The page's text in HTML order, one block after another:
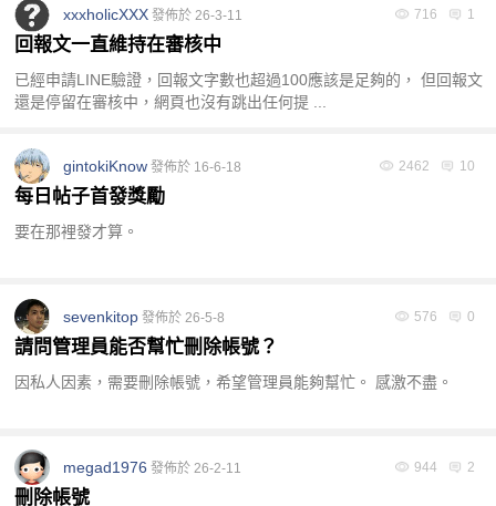
716 1
xxxholicXXX 發佈於 26-3-11
回報文一直維持在審核中
已經申請LINE驗證，回報文字數也超過100應該是足夠的， 但回報文
還是停留在審核中，網頁也沒有跳出任何提 ...
2462 10
gintokiKnow 發佈於 16-6-18
每日帖子首發獎勵
要在那裡發才算。
576 0
sevenkitop 發佈於 26-5-8
請問管理員能否幫忙刪除帳號？
因私人因素，需要刪除帳號，希望管理員能夠幫忙。 感激不盡。
944 2
megad1976 發佈於 26-2-11
刪除帳號